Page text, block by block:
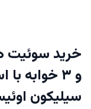
و ۳
سیلیکون